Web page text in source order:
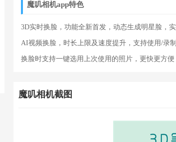
魔叽相机app特色
3D实时换脸，功能全新首发，动态生成明星脸，
AI视频换脸，时长上限及速度提升，支持使用/录
换脸时支持一键选用上次使用的照片，更快更方便
魔叽相机截图